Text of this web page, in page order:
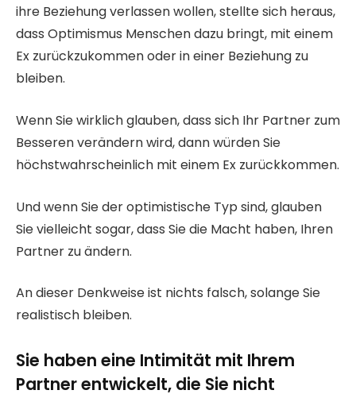
ihre Beziehung verlassen wollen, stellte sich heraus,
dass Optimismus Menschen dazu bringt, mit einem
Ex zurückzukommen oder in einer Beziehung zu
bleiben.
Wenn Sie wirklich glauben, dass sich Ihr Partner zum
Besseren verändern wird, dann würden Sie
höchstwahrscheinlich mit einem Ex zurückkommen.
Und wenn Sie der optimistische Typ sind, glauben
Sie vielleicht sogar, dass Sie die Macht haben, Ihren
Partner zu ändern.
An dieser Denkweise ist nichts falsch, solange Sie
realistisch bleiben.
Sie haben eine Intimität mit Ihrem
Partner entwickelt, die Sie nicht